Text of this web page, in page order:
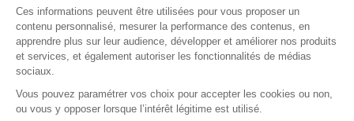
conditions suivantes : 10 minutes de voyance au tarif spécial
de 15EUR TTC, voyance privée. Offre valable dans la limite
des 10 premières minutes, après validation de votre compte
client comprenant votre nom, prénom, téléphone, adresse,
existant). Au-delà des 10 premières minutes, le tarif est de
3.5EUR à 9.5EUR TTC la minute supplémentaire selon le
Ces informations peuvent être utilisées pour vous proposer un
contenu personnalisé, mesurer la performance des contenus, en
apprendre plus sur leur audience, développer et améliorer nos produits
et services, et également autoriser les fonctionnalités de médias
sociaux.
Vous pouvez paramétrer vos choix pour accepter les cookies ou non,
ou vous y opposer lorsque l’intérêt légitime est utilisé.